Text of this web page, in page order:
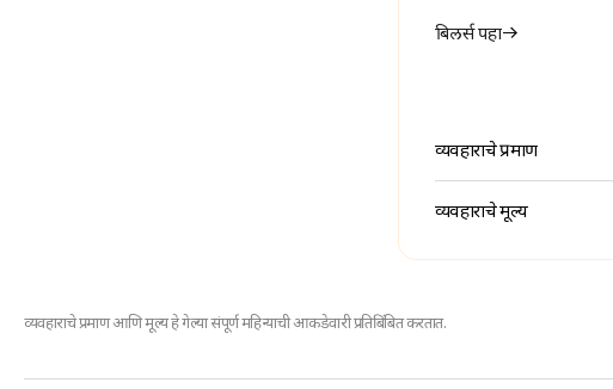
बिलर्स पहा
व्यवहाराचे प्रमाण
व्यवहाराचे मूल्य
व्यवहाराचे प्रमाण आणि मूल्य हे गेल्या संपूर्णमहिन्याची आकडेवारी प्रतिबिंबित करतात.